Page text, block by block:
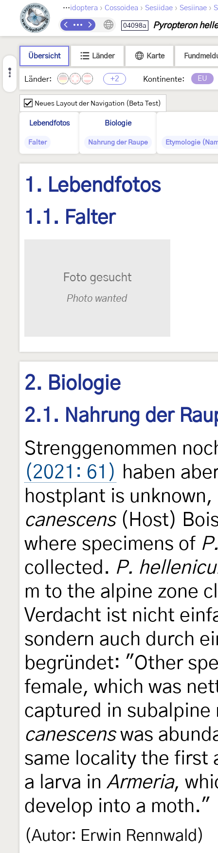
Lepidoptera › Cossoidea › Sesiidae › Sesiinae ›
04098a Pyropteron
Übersicht Länder Karte
Länder: +2 Kontinente: EU
Neues Layout der Navigation (Beta Test)
Lebendfotos
Falter
Biologie
Nahrung der Raupe Etymologie
1. Lebendfotos
1.1. Falter
2. Biologie
2.1. Nahrung der
Strenggenommen
(2021: 61) haben
hostplant is
canescens(Host)
where specimens of
collected. P.
m to the alpine zone
Verdacht ist nicht
sondern auch durch
begründet: "Other
female, which was
captured in
canescenswas
same locality the first
a larva in Armeria,
develop into a moth."
(Autor: Erwin Rennwald)